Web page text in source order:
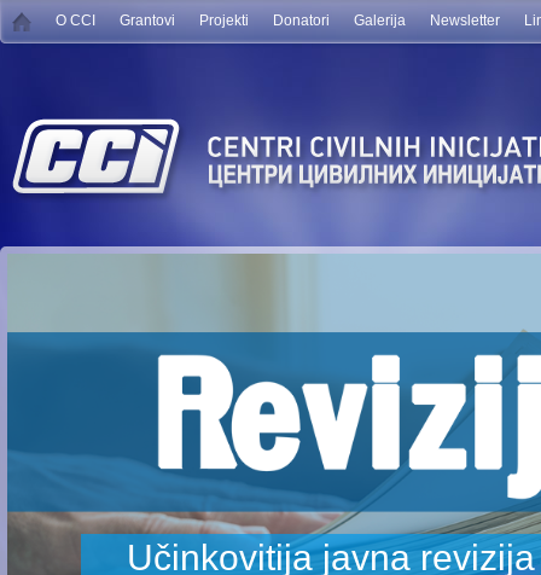
O CCI Grantovi Projekti Donatori Galerija Newsletter